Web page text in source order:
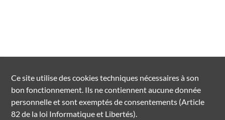
Ce site utilise descookiestechniques nécessaires à son
bon fonctionnement. Ils ne contiennent aucune donnée
personnelle et sont exemptés de consentements (Article
82 de la loi Informatique et Libertés).